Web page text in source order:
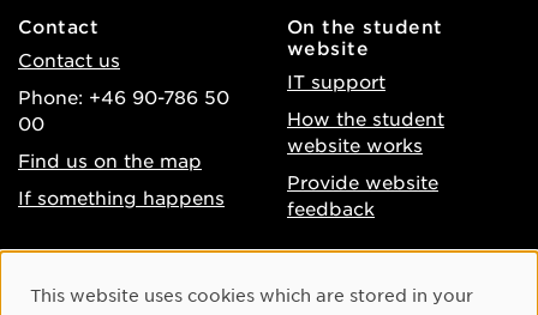
Contact
Contact us
Phone: +46 90-786 50
00
Find us on the map
If something happens
On the student
website
IT support
How the student
website works
Provide website
feedback
Accessibility of umu.se
Cookie Consent
This website uses cookies which are stored in your